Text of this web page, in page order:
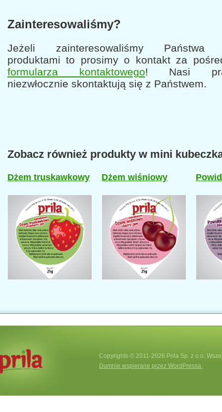
Zainteresowaliśmy?
Jeżeli zainteresowaliśmy Państwa
produktami to prosimy o kontakt za
formularza kontaktowego! Nasi
niezwłocznie skontaktują się z Państwem.
Zobacz również produkty w mini
Dżem truskawkowy Dżem wiśniowy
Copyrights © 2011-2026 Prila Sp. z o.o.
Dumnie wspierane przez WordPressa.